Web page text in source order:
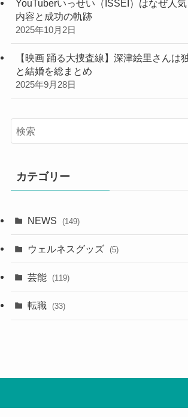
YouTuberいっせい（ISSEI）はなぜ人
内容と成功の軌跡
2025年10月2日
【映画 踊る大捜査線】深津絵里さんは
と結婚を総まとめ
2025年9月28日
カテゴリー
NEWS (149)
ウェルネスグッズ (5)
芸能 (119)
転職 (33)